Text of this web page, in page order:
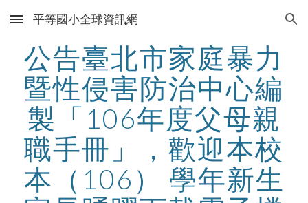
Skip to main content Skip to navigation
平等國小全球資訊網
公告臺北市家庭暴力
暨性侵害防治中心編
製「106年度父母親
職手冊」，歡迎本校
本（106） 學年新生